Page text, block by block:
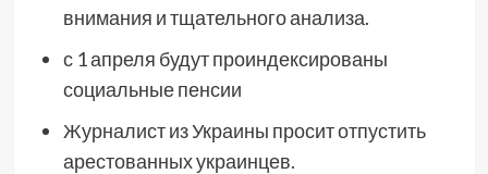
внимания и тщательного анализа.
с 1 апреля будут проиндексированы
социальные пенсии
Журналист из Украины просит отпустить
арестованных украинцев.